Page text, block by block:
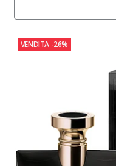
VENDITA -26%